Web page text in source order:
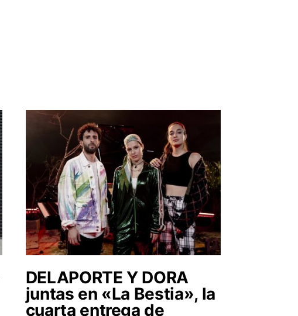
DELAPORTE Y DORA
juntas en «La Bestia», la
cuarta entrega de